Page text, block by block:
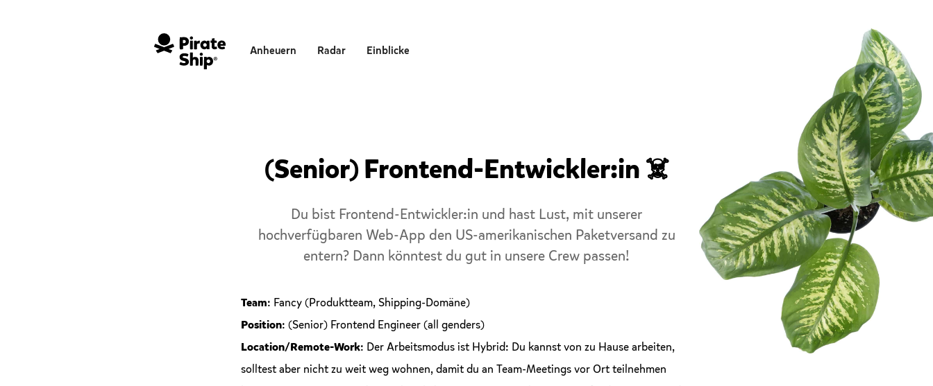
Anheuern Radar Einblicke
(Senior) Frontend-Entwickler:in ☠️
Du bist Frontend-Entwickler:in und hast Lust, mit unserer
hochverfügbaren Web-App den US-amerikanischen Paketversand zu
entern? Dann könntest du gut in unsere Crew passen!
Team: Fancy (Produktteam, Shipping-Domäne)
Position: (Senior) Frontend Engineer (all genders)
Location/Remote-Work: Der Arbeitsmodus ist Hybrid: Du kannst von zu Hause arbeiten,
solltest aber nicht zu weit weg wohnen, damit du an Team-Meetings vor Ort teilnehmen